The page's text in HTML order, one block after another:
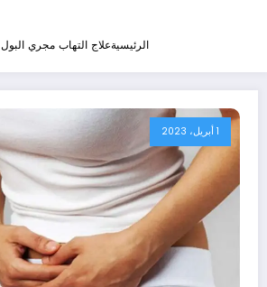
الرئيسيةعلاج التهاب مجري البول
1 أبريل، 2023